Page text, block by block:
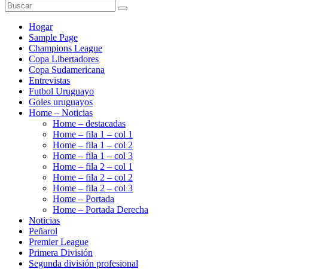
Hogar
Sample Page
Champions League
Copa Libertadores
Copa Sudamericana
Entrevistas
Futbol Uruguayo
Goles uruguayos
Home – Noticias
Home – destacadas
Home – fila 1 – col 1
Home – fila 1 – col 2
Home – fila 1 – col 3
Home – fila 2 – col 1
Home – fila 2 – col 2
Home – fila 2 – col 3
Home – Portada
Home – Portada Derecha
Noticias
Peñarol
Premier League
Primera División
Segunda división profesional